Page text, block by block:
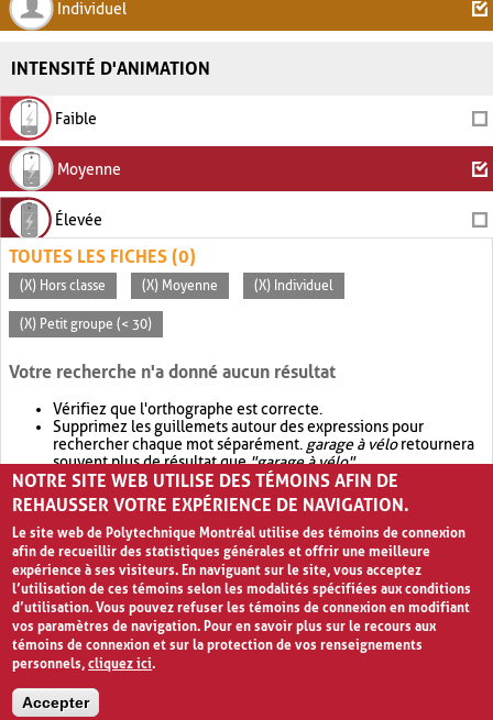
Individuel
INTENSITÉ D'ANIMATION
Faible
Moyenne
Élevée
TOUTES LES FICHES (0)
(X) Hors classe (X) Moyenne (X) Individuel
(X) Petit groupe (< 30)
Votre recherche n'a donné aucun résultat
Vérifiez que l'orthographe est correcte.
Supprimez les guillemets autour des expressions pour
rechercher chaque mot séparément. garage à véloretournera
souvent plus de résultat que"garage à vélo".
Envisagez d'élargir votre recherche avec OR.garage OR vélo
retournera souvent plus de résultat quegarage à vélo
NOTRE SITE WEB UTILISE DES TÉMOINS AFIN DE
REHAUSSER VOTRE EXPÉRIENCE DE NAVIGATION.
Le site web de Polytechnique Montréal utilise des témoins de connexion
afin de recueillir des statistiques générales et offrir une meilleure
expérience à ses visiteurs. En naviguant sur le site, vous acceptez
l’utilisation de ces témoins selon les modalités spécifiées aux conditions
d’utilisation. Vous pouvez refuser les témoins de connexion en modifiant
vos paramètres de navigation. Pour en savoir plus sur le recours aux
témoins de connexion et sur la protection de vos renseignements
personnels,cliquez ici.
Accepter